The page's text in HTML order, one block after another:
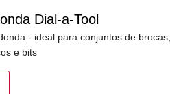
Dial-a-Tool
- ideal para conjuntos de brocas,
e bits